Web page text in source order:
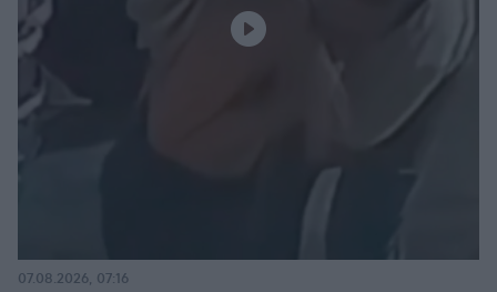
07.08.2026, 07:16